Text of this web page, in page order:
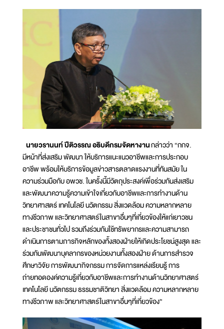
นายวรานนท์ ปีติวรรณ อธิบดีกรมจัดหางานกล่าวว่า “กกจ.
มีหน้าที่ส่งเสริม พัฒนา ให้บริการแนะแนวอาชีพและการประกอบ
อาชีพ พร้อมให้บริการข้อมูลข่าวสารตลาดแรงงานที่ทันสมัย ใน
ความร่วมมือกับ อพวช. ในครั้งนี้มีวัตถุประสงค์เพื่อร่วมกันส่งเสริม
และพัฒนาความรู้ความเข้าใจเกี่ยวกับอาชีพและการทำงานด้าน
วิทยาศาสตร์ เทคโนโลยี นวัตกรรม สิ่งแวดล้อม ความหลากหลาย
ทางชีวภาพ และวิทยาศาสตร์ในสาขาอื่นๆที่เกี่ยวข้องให้แก่เยาวชน
และประชาชนทั่วไป รวมถึงร่วมกันใช้ทรัพยากรและความสามารถ
ดำเนินการตามภารกิจหลักของทั้งสองฝ่ายให้เกิดประโยชน์สูงสุด และ
ร่วมกันพัฒนาบุคลากรของหน่วยงานทั้งสองฝ่าย ด้านการสำรวจ
ศึกษาวิจัย การพัฒนากิจกรรม การจัดการแหล่งเรียนรู้ การ
ถ่ายทอดองค์ความรู้เกี่ยวกับอาชีพและการทำงานด้านวิทยาศาสตร์
เทคโนโลยี นวัตกรรม ธรรมชาติวิทยา สิ่งแวดล้อม ความหลากหลาย
ทางชีวภาพ และวิทยาศาสตร์ในสาขาอื่นๆที่เกี่ยวข้อง”